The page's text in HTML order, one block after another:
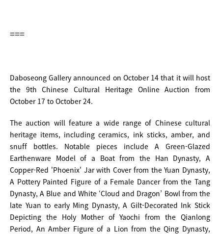
===
Daboseong Gallery announced on October 14 that it will host
the 9th Chinese Cultural Heritage Online Auction from
October 17 to October 24.
The auction will feature a wide range of Chinese cultural
heritage items, including ceramics, ink sticks, amber, and
snuff bottles. Notable pieces include A Green-Glazed
Earthenware Model of a Boat from the Han Dynasty, A
Copper-Red 'Phoenix' Jar with Cover from the Yuan Dynasty,
A Pottery Painted Figure of a Female Dancer from the Tang
Dynasty, A Blue and White ‘Cloud and Dragon’ Bowl from the
late Yuan to early Ming Dynasty, A Gilt-Decorated Ink Stick
Depicting the Holy Mother of Yaochi from the Qianlong
Period, An Amber Figure of a Lion from the Qing Dynasty,